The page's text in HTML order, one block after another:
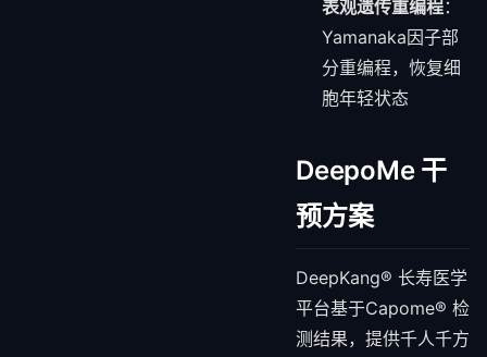
表观遗传重编程：
Yamanaka因子部
分重编程，恢复细
胞年轻状态
DeepoMe 干
预方案
DeepKang® 长寿医学
平台基于Capome® 检
测结果，提供千人千方